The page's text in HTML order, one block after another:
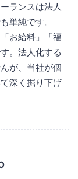
ランスは法人
単純です。
お給料」「福
。法人化する
が、当社が個
深く掘り下げ